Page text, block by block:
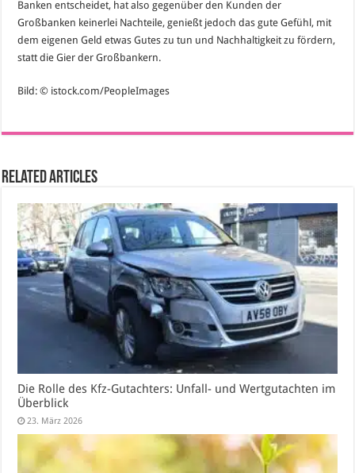
Banken entscheidet, hat also gegenüber den Kunden der
Großbanken keinerlei Nachteile, genießt jedoch das gute Gefühl, mit
dem eigenen Geld etwas Gutes zu tun und Nachhaltigkeit zu fördern,
statt die Gier der Großbankern.
Bild: © istock.com/PeopleImages
Related Articles
Die Rolle des Kfz-Gutachters: Unfall- und Wertgutachten im
Überblick
23. März 2026